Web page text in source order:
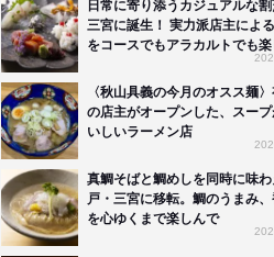
日常に寄り添うカジュアルな割
三宮に誕生！ 実力派店主によ
をコースでもアラカルトでも
〈秋山具義の今月のオスス麺
の店主がオープンした、スー
いしいラーメン店
真鯛そばと鯛めしを同時に味
戸・三宮に移転。鯛のうまみ
を心ゆくまで楽しんで